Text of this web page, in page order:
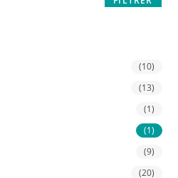
(10)
(13)
(1)
(1)
(9)
(20)